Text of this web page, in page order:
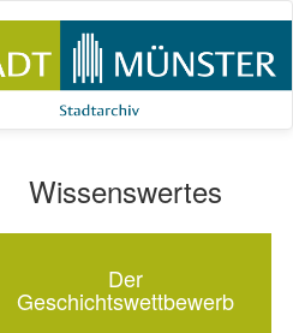
Wissenswertes
Der
Geschichtswettbewerb